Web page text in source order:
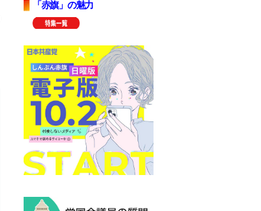
「赤旗」の魅力